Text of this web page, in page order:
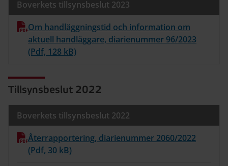
Boverkets tillsynsbeslut 2023
Om handläggningstid och information om
aktuell handläggare, diarienummer 96/2023
(Pdf, 128 kB)
Tillsynsbeslut 2022
Boverkets tillsynsbeslut 2022
Återrapportering, diarienummer 2060/2022
(Pdf, 30 kB)